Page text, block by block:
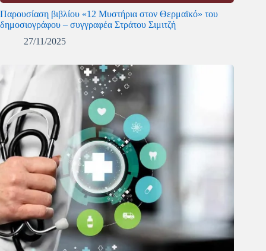
Παρουσίαση βιβλίου «12 Μυστήρια στον Θερμαϊκό» του
δημοσιογράφου – συγγραφέα Στράτου Σιμιτζή
27/11/2025